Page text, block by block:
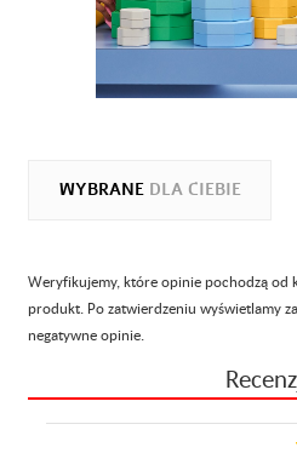
WYBRANEDLA CIEBIE
Weryfikujemy, które opinie pochodzą od
produkt. Po zatwierdzeniu wyświetlamy
negatywne opinie.